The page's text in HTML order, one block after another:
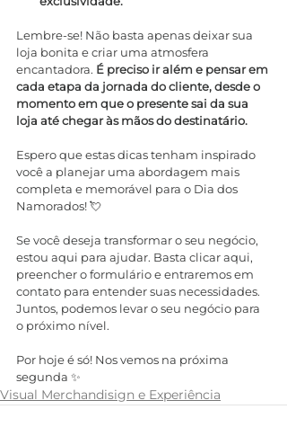
Lembre-se! Não basta apenas deixar sua
loja bonita e criar uma atmosfera
encantadora. É preciso ir além e pensar em
cada etapa da jornada do cliente, desde o
momento em que o presente sai da sua
loja até chegar às mãos do destinatário.
Espero que estas dicas tenham inspirado
você a planejar uma abordagem mais
completa e memorável para o Dia dos
Namorados! 💘
Se você deseja transformar o seu negócio,
estou aqui para ajudar. Basta clicar aqui,
preencher o formulário e entraremos em
contato para entender suas necessidades.
Juntos, podemos levar o seu negócio para
o próximo nível.
Por hoje é só! Nos vemos na próxima
segunda ✨
Visual Merchandisign e Experiência